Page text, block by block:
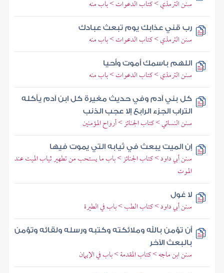
سنن الترمذي > كتاب الدعوات > باب منه
رب قني عذابك يوم تبعث عبادك
سنن الترمذي > كتاب الدعوات > باب منه
اللهم باسمك أموت وأحيا
سنن الترمذي > كتاب الدعوات > باب منه
كل بني آدم وفي حديث مغيرة كل ابن آدم يأكله
التراب الجزء الرابع إلا عجب الذنب
سنن النسائي > كتاب الجنائز > أرواح المؤمنين
إن الميت يبعث في ثيابه التي يموت فيها
سنن أبي داود > كتاب الجنائز > باب ما يستحب من تطهير ثياب الميت عند
الموت
لا غول
سنن أبي داود > كتاب الطب > باب في الطيرة
أن تؤمن بالله وملائكته وكتبه ورسله ولقائه وتؤمن
بالبعث الآخر
سنن ابن ماجه > كتاب المقدمة > باب في الإيمان